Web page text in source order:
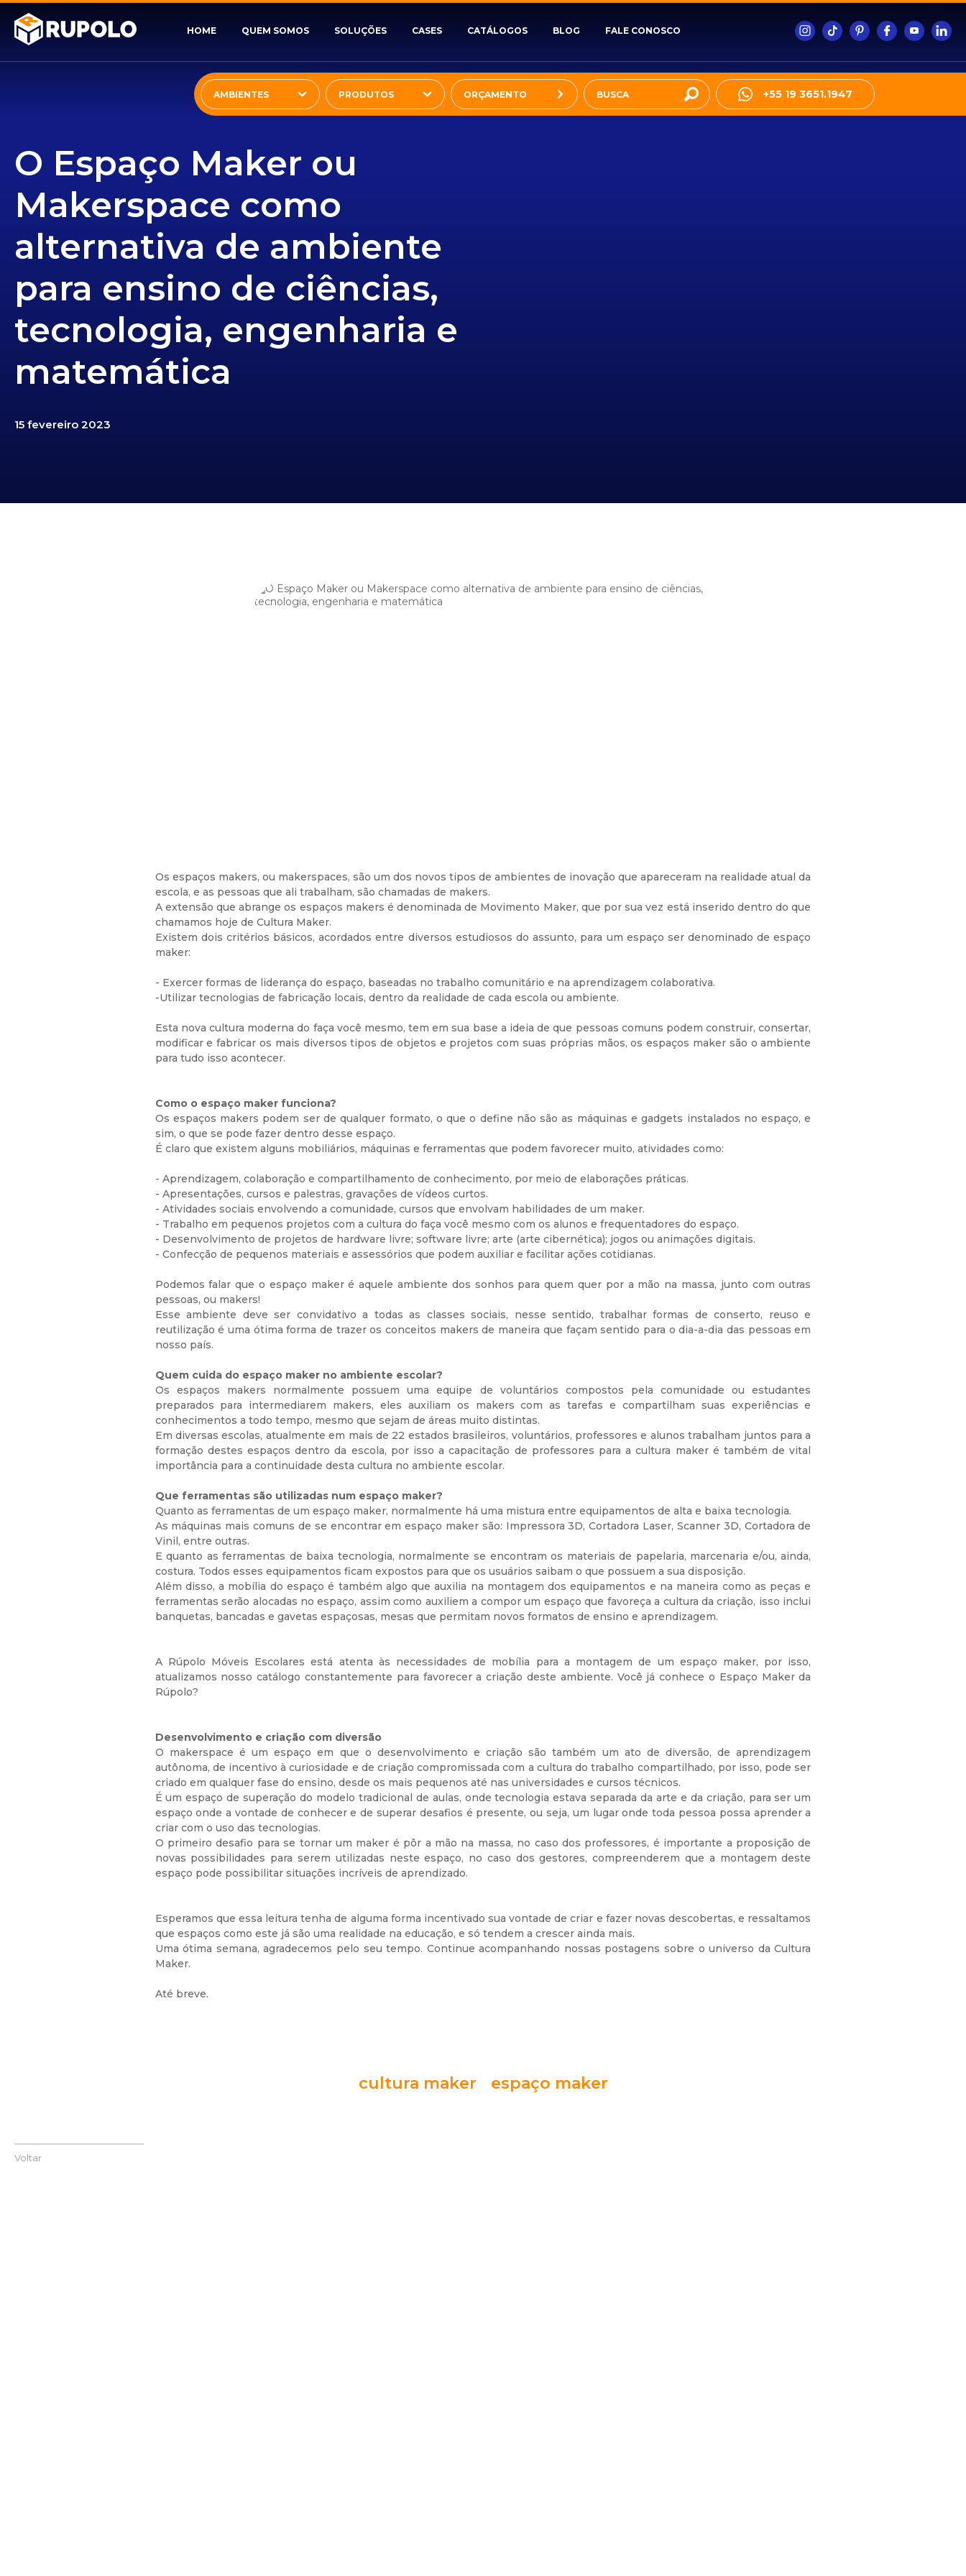
HOME QUEM SOMOS SOLUÇÕES CASES CATÁLOGOS BLOG FALE CONOSCO
AMBIENTES PRODUTOS ORÇAMENTO +55 19 3651.1947
O Espaço Maker ou
Makerspace como
alternativa de ambiente
para ensino de ciências,
tecnologia, engenharia e
matemática
15 fevereiro 2023
Os espaços makers, ou makerspaces, são um dos novos tipos de ambientes de inovação que apareceram na realidade atual da
escola, e as pessoas que ali trabalham, são chamadas de makers.
A extensão que abrange os espaços makers é denominada de Movimento Maker, que por sua vez está inserido dentro do que
chamamos hoje de Cultura Maker.
Existem dois critérios básicos, acordados entre diversos estudiosos do assunto, para um espaço ser denominado de espaço
maker:
- Exercer formas de liderança do espaço, baseadas no trabalho comunitário e na aprendizagem colaborativa.
-Utilizar tecnologias de fabricação locais, dentro da realidade de cada escola ou ambiente.
Esta nova cultura moderna do faça você mesmo, tem em sua base a ideia de que pessoas comuns podem construir, consertar,
modificar e fabricar os mais diversos tipos de objetos e projetos com suas próprias mãos, os espaços maker são o ambiente
para tudo isso acontecer.
Como o espaço maker funciona?
Os espaços makers podem ser de qualquer formato, o que o define não são as máquinas e gadgets instalados no espaço, e
sim, o que se pode fazer dentro desse espaço.
É claro que existem alguns mobiliários, máquinas e ferramentas que podem favorecer muito, atividades como:
- Aprendizagem, colaboração e compartilhamento de conhecimento, por meio de elaborações práticas.
- Apresentações, cursos e palestras, gravações de vídeos curtos.
- Atividades sociais envolvendo a comunidade, cursos que envolvam habilidades de um maker.
- Trabalho em pequenos projetos com a cultura do faça você mesmo com os alunos e frequentadores do espaço.
- Desenvolvimento de projetos de hardware livre; software livre; arte (arte cibernética); jogos ou animações digitais.
- Confecção de pequenos materiais e assessórios que podem auxiliar e facilitar ações cotidianas.
Podemos falar que o espaço maker é aquele ambiente dos sonhos para quem quer por a mão na massa, junto com outras
pessoas, ou makers!
Esse ambiente deve ser convidativo a todas as classes sociais, nesse sentido, trabalhar formas de conserto, reuso e
reutilização é uma ótima forma de trazer os conceitos makers de maneira que façam sentido para o dia-a-dia das pessoas em
nosso país.
Quem cuida do espaço maker no ambiente escolar?
Os espaços makers normalmente possuem uma equipe de voluntários compostos pela comunidade ou estudantes
preparados para intermediarem makers, eles auxiliam os makers com as tarefas e compartilham suas experiências e
conhecimentos a todo tempo, mesmo que sejam de áreas muito distintas.
Em diversas escolas, atualmente em mais de 22 estados brasileiros, voluntários, professores e alunos trabalham juntos para a
formação destes espaços dentro da escola, por isso a capacitação de professores para a cultura maker é também de vital
importância para a continuidade desta cultura no ambiente escolar.
Que ferramentas são utilizadas num espaço maker?
Quanto as ferramentas de um espaço maker, normalmente há uma mistura entre equipamentos de alta e baixa tecnologia.
As máquinas mais comuns de se encontrar em espaço maker são: Impressora 3D, Cortadora Laser, Scanner 3D, Cortadora de
Vinil, entre outras.
E quanto as ferramentas de baixa tecnologia, normalmente se encontram os materiais de papelaria, marcenaria e/ou, ainda,
costura. Todos esses equipamentos ficam expostos para que os usuários saibam o que possuem a sua disposição.
Além disso, a mobília do espaço é também algo que auxilia na montagem dos equipamentos e na maneira como as peças e
ferramentas serão alocadas no espaço, assim como auxiliem a compor um espaço que favoreça a cultura da criação, isso inclui
banquetas, bancadas e gavetas espaçosas, mesas que permitam novos formatos de ensino e aprendizagem.
A Rúpolo Móveis Escolares está atenta às necessidades de mobília para a montagem de um espaço maker, por isso,
atualizamos nosso catálogo constantemente para favorecer a criação deste ambiente. Você já conhece o Espaço Maker da
Rúpolo?
Desenvolvimento e criação com diversão
O makerspace é um espaço em que o desenvolvimento e criação são também um ato de diversão, de aprendizagem
autônoma, de incentivo à curiosidade e de criação compromissada com a cultura do trabalho compartilhado, por isso, pode ser
criado em qualquer fase do ensino, desde os mais pequenos até nas universidades e cursos técnicos.
É um espaço de superação do modelo tradicional de aulas, onde tecnologia estava separada da arte e da criação, para ser um
espaço onde a vontade de conhecer e de superar desafios é presente, ou seja, um lugar onde toda pessoa possa aprender a
criar com o uso das tecnologias.
O primeiro desafio para se tornar um maker é pôr a mão na massa, no caso dos professores, é importante a proposição de
novas possibilidades para serem utilizadas neste espaço, no caso dos gestores, compreenderem que a montagem deste
espaço pode possibilitar situações incríveis de aprendizado.
Esperamos que essa leitura tenha de alguma forma incentivado sua vontade de criar e fazer novas descobertas, e ressaltamos
que espaços como este já são uma realidade na educação, e só tendem a crescer ainda mais.
Uma ótima semana, agradecemos pelo seu tempo. Continue acompanhando nossas postagens sobre o universo da Cultura
Maker.
Até breve.
cultura maker espaço maker
Voltar